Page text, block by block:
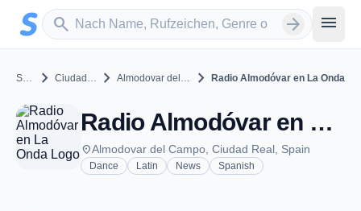
Zum Hauptinhalt springen
search
Sender suchen arrow_forward menu
Spain chevron_right Ciudad Real chevron_right Almodovar del Campo chevron_right Radio Almodóvar en La Onda
Radio Almodóvar en La Onda - FM 107.2 - Almodovar del Campo
placeAlmodovar del Campo, Ciudad Real, Spain
Dance Latin News Spanish